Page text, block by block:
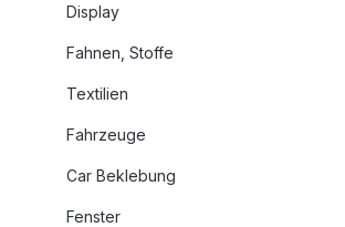
Display
Fahnen, Stoffe
Textilien
Fahrzeuge
Car Beklebung
Fenster